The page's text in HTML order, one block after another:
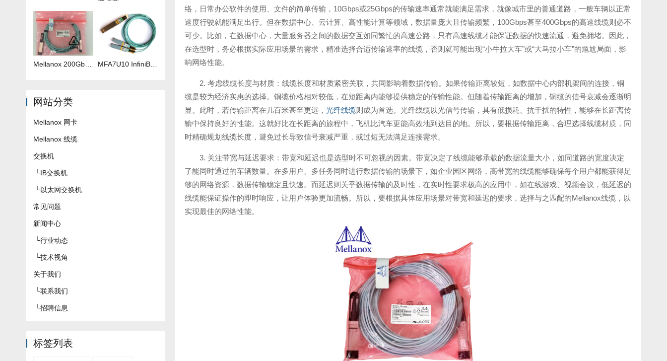
络，日常办公软件的使用、文件的简单传输，10Gbps或25Gbps的传输速率通常就能满足需求，就像城市里的普通道路，一般车辆以正常
速度行驶就能满足出行。但在数据中心、云计算、高性能计算等领域，数据量庞大且传输频繁，100Gbps甚至400Gbps的高速线缆则必不
可少。比如，在数据中心，大量服务器之间的数据交互如同繁忙的高速公路，只有高速线缆才能保证数据的快速流通，避免拥堵。因此，
在选型时，务必根据实际应用场景的需求，精准选择合适传输速率的线缆，否则就可能出现“小牛拉大车”或“大马拉小车”的尴尬局面，影
响网络性能。
2. 考虑线缆长度与材质：线缆长度和材质紧密关联，共同影响着数据传输。如果传输距离较短，如数据中心内部机架间的连接，铜
缆是较为经济实惠的选择。铜缆价格相对较低，在短距离内能够提供稳定的传输性能。但随着传输距离的增加，铜缆的信号衰减会逐渐明
显。此时，若传输距离在几百米甚至更远， 光纤线缆则成为首选。光纤线缆以光信号传输，具有低损耗、抗干扰的特性，能够在长距离传
输中保持良好的性能。这就好比在长距离的旅程中，飞机比汽车更能高效地到达目的地。所以，要根据传输距离，合理选择线缆材质，同
时精确规划线缆长度，避免过长导致信号衰减严重，或过短无法满足连接需求。
3. 关注带宽与延迟要求：带宽和延迟也是选型时不可忽视的因素。带宽决定了线缆能够承载的数据流量大小，如同道路的宽度决定
了能同时通过的车辆数量。在多用户、多任务同时进行数据传输的场景下，如企业园区网络，高带宽的线缆能够确保每个用户都能获得足
够的网络资源，数据传输稳定且快速。而延迟则关乎数据传输的及时性，在实时性要求极高的应用中，如在线游戏、视频会议，低延迟的
线缆能保证操作的即时响应，让用户体验更加流畅。所以，要根据具体应用场景对带宽和延迟的要求，选择与之匹配的Mellanox线缆，以
实现最佳的网络性能。
网站分类
Mellanox 网卡
Mellanox 线缆
交换机
└IB交换机
└以太网交换机
常见问题
新闻中心
└行业动态
└技术视角
关于我们
└联系我们
└招聘信息
标签列表